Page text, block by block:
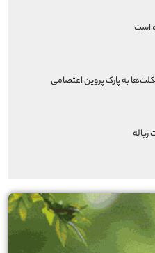
است
به پارک پروین اعتصامی